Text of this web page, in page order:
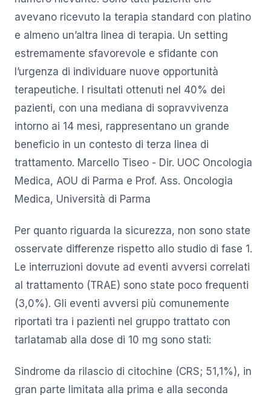
avevano ricevuto la terapia standard con platino
e almeno un’altra linea di terapia. Un setting
estremamente sfavorevole e sfidante con
l’urgenza di individuare nuove opportunità
terapeutiche. I risultati ottenuti nel 40% dei
pazienti, con una mediana di sopravvivenza
intorno ai 14 mesi, rappresentano un grande
beneficio in un contesto di terza linea di
trattamento. Marcello Tiseo - Dir. UOC Oncologia
Medica, AOU di Parma e Prof. Ass. Oncologia
Medica, Università di Parma
Per quanto riguarda la sicurezza, non sono state
osservate differenze rispetto allo studio di fase 1.
Le interruzioni dovute ad eventi avversi correlati
al trattamento (TRAE) sono state poco frequenti
(3,0%). Gli eventi avversi più comunemente
riportati tra i pazienti nel gruppo trattato con
tarlatamab alla dose di 10 mg sono stati:
Sindrome da rilascio di citochine (CRS; 51,1%), in
gran parte limitata alla prima e alla seconda